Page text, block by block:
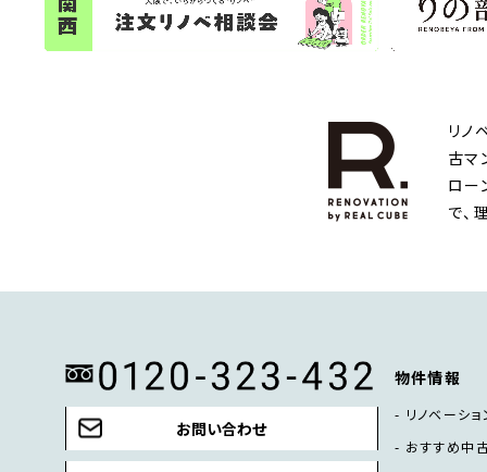
リノ
古マ
ロー
で、
お問い合わせ
物件情報
リノベーシ
おすすめ中